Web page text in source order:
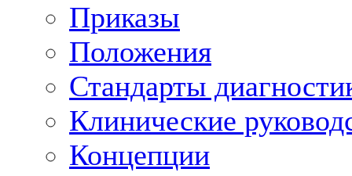
Приказы
Положения
Стандарты
Клинические
Концепции